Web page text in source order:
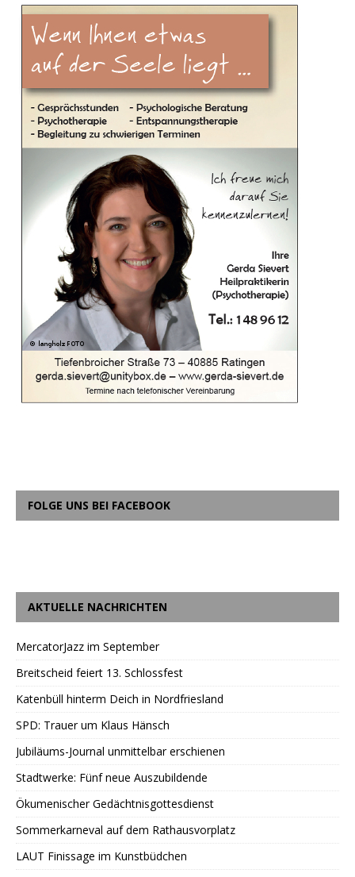
FOLGE UNS BEI FACEBOOK
AKTUELLE NACHRICHTEN
MercatorJazz im September
Breitscheid feiert 13. Schlossfest
Katenbüll hinterm Deich in Nordfriesland
SPD: Trauer um Klaus Hänsch
Jubiläums-Journal unmittelbar erschienen
Stadtwerke: Fünf neue Auszubildende
Ökumenischer Gedächtnisgottesdienst
Sommerkarneval auf dem Rathausvorplatz
LAUT Finissage im Kunstbüdchen